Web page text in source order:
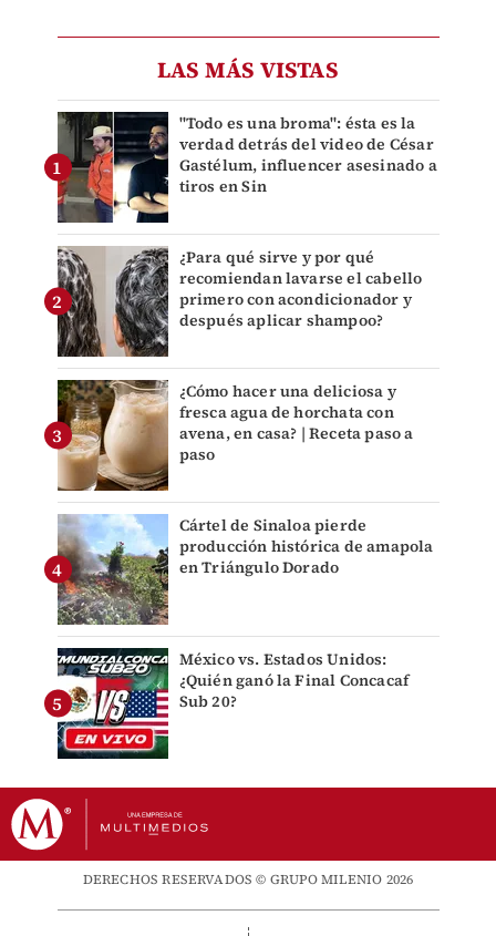
LAS MÁS VISTAS
"Todo es una broma": ésta es la
verdad detrás del video de César
Gastélum, influencer asesinado a
tiros en Sin
¿Para qué sirve y por qué
recomiendan lavarse el cabello
primero con acondicionador y
después aplicar shampoo?
¿Cómo hacer una deliciosa y
fresca agua de horchata con
avena, en casa? | Receta paso a
paso
Cártel de Sinaloa pierde
producción histórica de amapola
en Triángulo Dorado
México vs. Estados Unidos:
¿Quién ganó la Final Concacaf
Sub 20?
DERECHOS RESERVADOS © GRUPO MILENIO 2026